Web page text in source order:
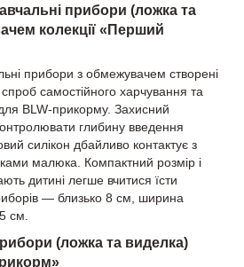
прибори (ложка та
колекції «Перший
прибори з обмежувачем створені
самостійного харчування та
BLW-прикорму. Захисний
глибину введення
силікон дбайливо контактує з
малюка. Компактний розмір і
дитині легше вчитися їсти
— близько 8 см, ширина
см.
(ложка та виделка)